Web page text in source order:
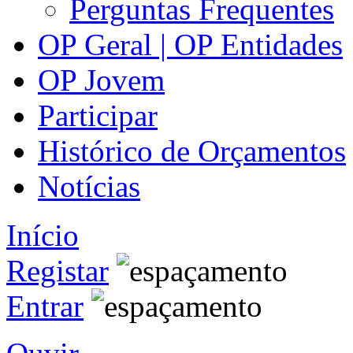
Perguntas Frequentes
OP Geral | OP Entidades
OP Jovem
Participar
Histórico de Orçamentos
Notícias
Início
Registar
Entrar